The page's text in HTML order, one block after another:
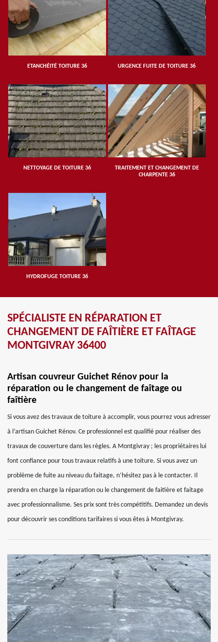
ETANCHÉITÉ TOITURE 36 URGENCE FUITE DE TOITURE 36
NETTOYAGE DE TOITURE 36
TRAITEMENT ET CHANGEMENT DE
CHARPENTE 36
HYDROFUGE TOITURE 36
SPÉCIALISTE EN RÉPARATION ET
CHANGEMENT DE FAÎTIÈRE ET FAÎTAGE
MONTGIVRAY 36400
Artisan couvreur Guichet Rénov pour la
réparation ou le changement de faîtage ou
faîtière
Si vous avez des travaux de toiture à accomplir, vous pourrez vous adresser
à l’artisan Guichet Rénov. Ce professionnel est qualifié pour réaliser des
travaux de couverture dans les règles. A Montgivray ; les propriétaires lui
font confiance pour tous travaux relatifs à une toiture. Si vous avez un
problème de fuite au niveau du faitage, n’hésitez pas à le contacter. Il
prendra en charge la réparation ou le changement de faitière et faitage
avec professionnalisme. Ses prix sont très compétitifs. Demandez un devis
pour découvrir ses conditions tarifaires si vous êtes à Montgivray.